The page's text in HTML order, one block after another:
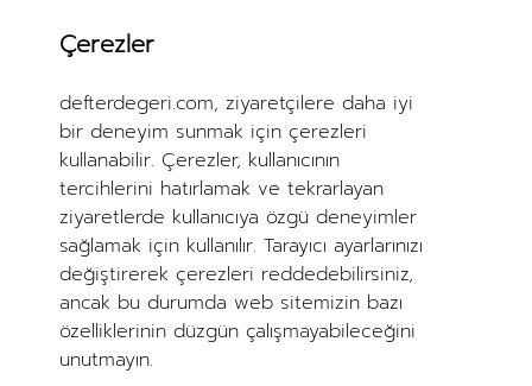
Çerezler
defterdegeri.com, ziyaretçilere daha iyi
bir deneyim sunmak için çerezleri
kullanabilir. Çerezler, kullanıcının
tercihlerini hatırlamak ve tekrarlayan
ziyaretlerde kullanıcıya özgü deneyimler
sağlamak için kullanılır. Tarayıcı ayarlarınızı
değiştirerek çerezleri reddedebilirsiniz,
ancak bu durumda web sitemizin bazı
özelliklerinin düzgün çalışmayabileceğini
unutmayın.